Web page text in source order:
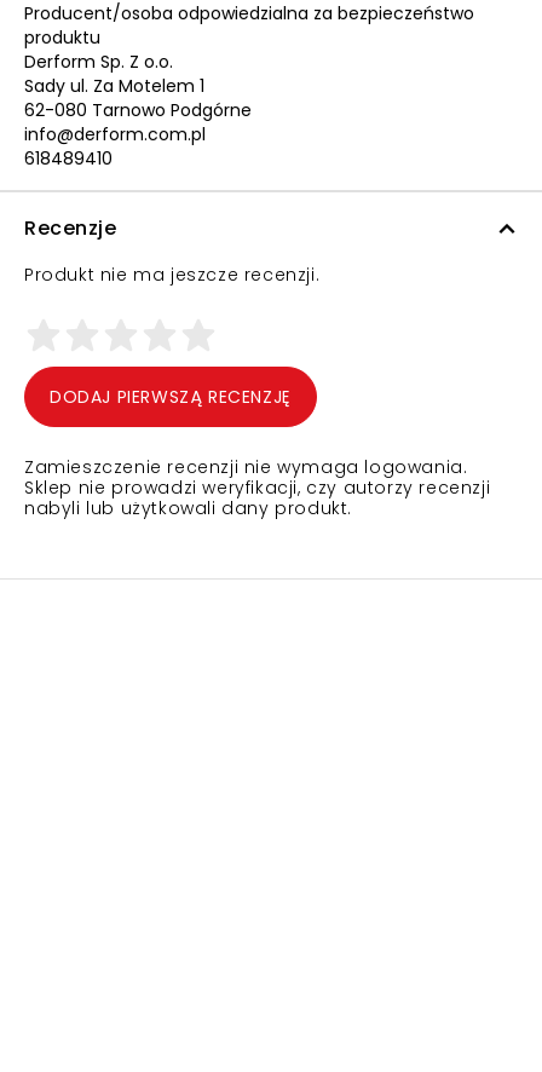
Producent/osoba odpowiedzialna za bezpieczeństwo
produktu
Derform Sp. Z o.o.
Sady ul. Za Motelem 1
62-080 Tarnowo Podgórne
info@derform.com.pl
618489410
Recenzje
Produkt nie ma jeszcze recenzji.
DODAJ PIERWSZĄ RECENZJĘ
Zamieszczenie recenzji nie wymaga logowania.
Sklep nie prowadzi weryfikacji, czy autorzy recenzji
nabyli lub użytkowali dany produkt.